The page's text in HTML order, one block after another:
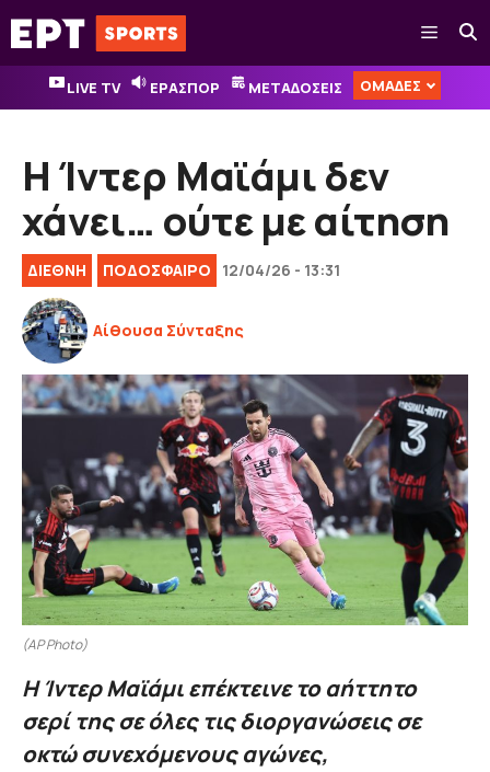
Μετάβαση
σε
περιεχόμενο
Μενού
LIVE TV ΕΡΑΣΠΟΡ ΜΕΤΑΔΟΣΕΙΣ ΟΜΑΔΕΣ
Η Ίντερ Μαϊάμι δεν
χάνει… ούτε με αίτηση
ΔΙΕΘΝΉ ΠΟΔΟΣΦΑΙΡΟ 12/04/26 - 13:31
Αίθουσα Σύνταξης
(AP Photo)
Η Ίντερ Μαϊάμι επέκτεινε το αήττητο
σερί της σε όλες τις διοργανώσεις σε
οκτώ συνεχόμενους αγώνες,